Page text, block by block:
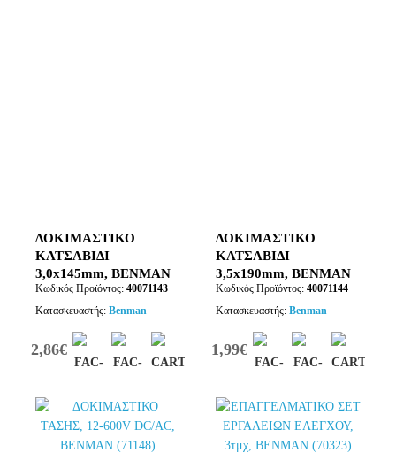
ΔΟΚΙΜΑΣΤΙΚΟ
ΚΑΤΣΑΒΙΔΙ
3,0x145mm, BENMAN
(71143)
Κωδικός Προϊόντος: 40071143
Κατασκευαστής: Benman
2,86€
ΔΟΚΙΜΑΣΤΙΚΟ
ΚΑΤΣΑΒΙΔΙ
3,5x190mm, BENMAN
(71144)
Κωδικός Προϊόντος: 40071144
Κατασκευαστής: Benman
1,99€